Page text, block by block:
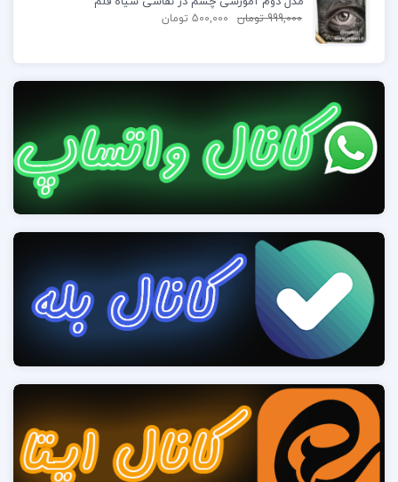
7) گوش ها
گوش ها از فردی به فرد دیگر بسیار متفاوت هستند، اما
مارپیچ وجود دارد که یک منحنی C در اطراف بیرون
گوش ایجاد می کند، سپس یک شکل Y مانند برای آنتی
مارپیچ داریم، زیرا در بالای گوش شکاف می دهد، و یک
منحنی S کوچک داریم. برای tragus، قبل از اینکه به
لاله گوش پایین بیاییم. سعی کنید روی ترسیم اشکال
سایه تیره ایجاد شده توسط این ویژگی ها تمرکز کنید –
جزئیات زیادی در اینجا وجود دارد و این به ساده شدن
آن کمک می کند. گاهی اوقات می توانید آن را به همان
اندازه رها کنید.
8) بینی
من دوست دارم بینی را به‌عنوان نوعی شکل میله‌ای
999,000 تومان 500,000 تومان